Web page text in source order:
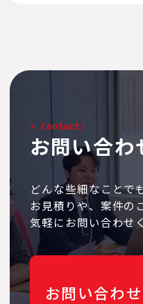
> Contact
お問い合わ
どんな些細なことで
お見積りや、案件の
気軽にお問い合わせ
お問い合わ